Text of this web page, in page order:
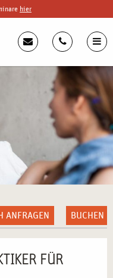
hier
ANFRAGEN BUCHEN
FÜR